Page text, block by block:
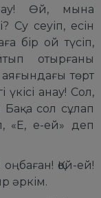
ау! Өй, мына
Су сеуіп, есін
бір ой түсіп,
отырғаны
төрт
үкісі анау! Сол,
Бақа сол сұлап
«Е, е-ей» деп
Қой-ей!
әркім.